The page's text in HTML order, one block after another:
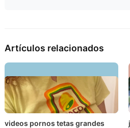
Artículos relacionados
videos pornos tetas grandes